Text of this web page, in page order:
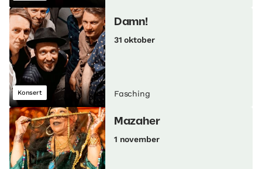
Konsert
Damn!
31 oktober
Fasching
Mazaher
1 november